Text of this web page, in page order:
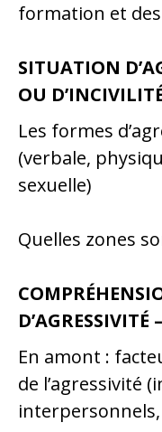
formation et
SITUATION
OU
Les formes
(verbale,
sexuelle)
Quelles zones
D’AGRESSIVITÉ
En amont :
de l’agressivité